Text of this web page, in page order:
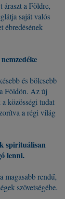
áraszt a Földre,
saját valós
ébredésének
és bölcsebb
Földön. Az új
közösségi tudat
a régi világ
spirituálisan
lenni.
magasabb rendű,
szövetségébe.